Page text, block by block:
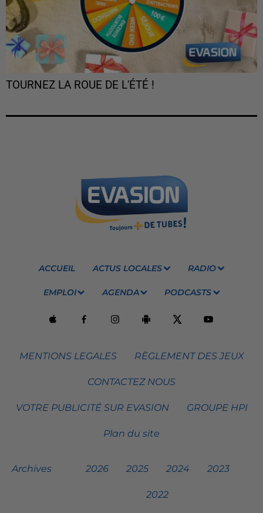
TOURNEZ LA ROUE DE L'ÉTÉ !
ACCUEIL ACTUS LOCALES RADIO
EMPLOI AGENDA PODCASTS
MENTIONS LEGALES RÈGLEMENT DES JEUX
CONTACTEZ NOUS
VOTRE PUBLICITÉ SUR EVASION GROUPE HPI
Plan du site
Archives 2026 2025 2024 2023
2022